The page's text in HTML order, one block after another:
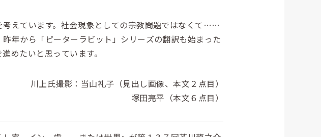
えています。社会現象としての宗教問題ではなくて……
年から「ピーターラビット」シリーズの翻訳も始まった
めたいと思っています。
川上氏撮影：当山礼子（見出し画像、本文２点目）
塚田亮平（本文６点目）